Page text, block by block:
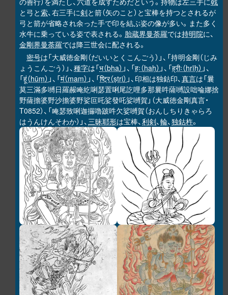
と弓と索、右三手に剣と箭（矢のこと）と宝棒を持つとされるが
弓と箭が省略され余った手で印を結ぶ姿の像が多い。また多く
水牛に乗っている姿で表される。 胎蔵界曼荼羅では持明院に、
金剛界曼荼羅では降三世会に配される。
密号は「大威徳金剛（だいいとくこんごう）」、「持明金剛（じみ
ょうこんごう）」、種字は「भ（bha） 」、「हः（haḥ） 」、「ह्रीः（hrīḥ） 」、
「हूं（hūṃ） 」、「मं（maṃ） 」、「ष्ट्रि（ṣṭri） 」、印相は独鈷印、真言は「曩
莫三滿多嚩日羅赧唵紇唎瑟置唎尾訖哩多那曩吽薩嚩設咄㖮娜捨
野薩擔婆野沙擔婆野娑叵吒娑發吒娑嚩賀」（大威徳金剛真言・
T0852）、「唵瑟致唎迦攞嚕跛吽欠娑嚩賀（おんしちりきゃらろ
はうんけんそわか）」、三昧耶形は宝棒、利剣、輪、独鈷杵。